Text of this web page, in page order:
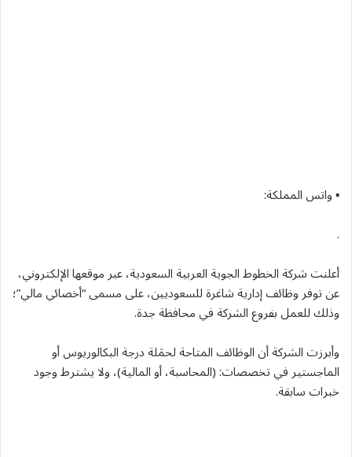
▪︎ واتس المملكة:
.
أعلنت شركة الخطوط الجوية العربية السعودية، عبر موقعها الإلكتروني،
عن توفر وظائف إدارية شاغرة للسعوديين، على مسمى “أخصائي مالي”؛
وذلك للعمل بفروع الشركة في محافظة جدة.
وأبرزت الشركة أن الوظائف المتاحة لحمَلة درجة البكالوريوس أو
الماجستير في تخصصات: (المحاسبة، أو المالية)، ولا يشترط وجود
خبرات سابقة.